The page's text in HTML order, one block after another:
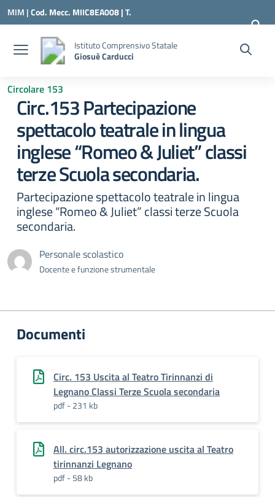
Vai ai contenuti
Vai al menu di navigazione
Vai al footer
MIM |Cod. Mecc. MIIC8EA008 | T.
0331547307 |
Istituto Comprensivo Statale
Giosuè Carducci
Circolare 153
Circ.153 Partecipazione
spettacolo teatrale in lingua
inglese “Romeo & Juliet” classi
terze Scuola secondaria.
Partecipazione spettacolo teatrale in lingua
inglese “Romeo & Juliet” classi terze Scuola
secondaria.
Personale scolastico
Docente e funzione strumentale
Documenti
Circ. 153 Uscita al Teatro Tirinnanzi di
Legnano Classi Terze Scuola secondaria
pdf - 231 kb
All. circ.153 autorizzazione uscita al Teatro
tirinnanzi Legnano
pdf - 58 kb